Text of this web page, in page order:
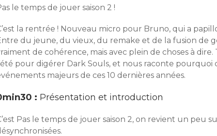
le temps de jouer saison 2 !
la rentrée ! Nouveau micro pour Bruno, qui a
du jeune, du vieux, du remake et de la fusion de
de cohérence, mais avec plein de choses à
pour digérer Dark Souls, et nous raconte pourquoi
majeurs de ces 10 dernières années.
: Présentation et introduction
Pas le temps de jouer saison 2, on revient un peu